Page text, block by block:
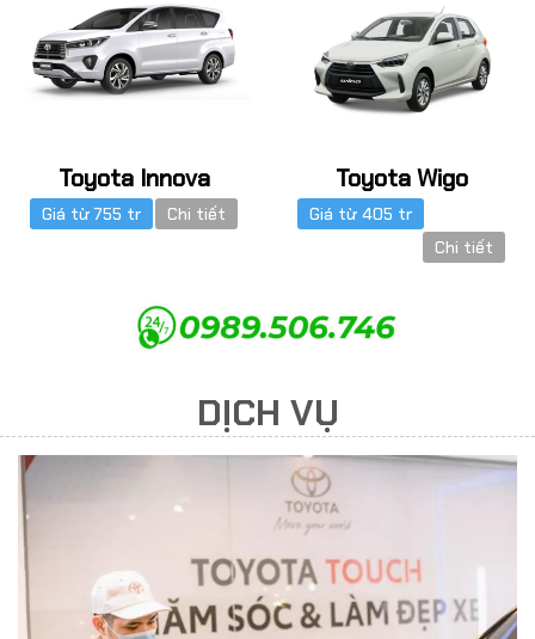
Toyota Innova
Giá từ 755 tr Chi tiết
Toyota Wigo
Giá từ 405 tr
Chi tiết
DỊCH VỤ